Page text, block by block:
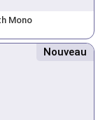
Mono
Nouveau